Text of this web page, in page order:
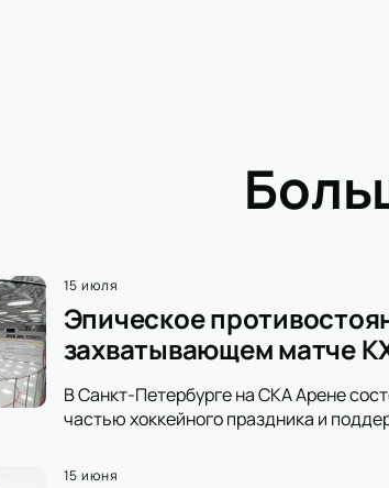
15 июля
Эпическое
захватывающем матче
В Санкт-Петербурге на СКА Арене
частью хоккейного праздника и
15 июня